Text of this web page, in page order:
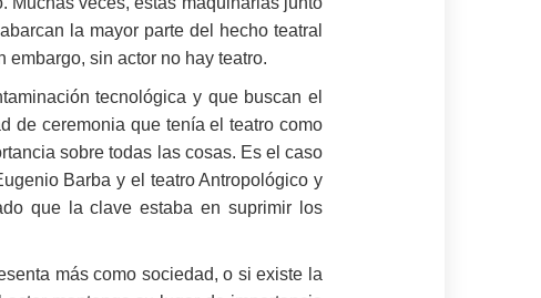
la mayor parte del hecho teatral
sin actor no hay teatro.
tecnológica y que buscan el
de ceremonia que tenía el teatro como
sobre todas las cosas. Es el caso
Barba y el teatro Antropológico y
que la clave estaba en suprimir los
más como sociedad, o si existe la